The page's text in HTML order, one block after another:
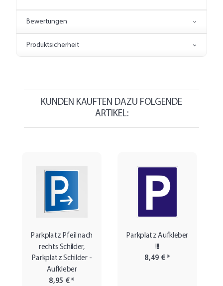
Bewertungen
Produktsicherheit
KUNDEN KAUFTEN DAZU FOLGENDE
ARTIKEL:
Parkplatz Pfeil nach
rechts Schilder,
Parkplatz Schilder -
Aufkleber
8,95 €*
Parkplatz Aufkleber
!!!
8,49 €*